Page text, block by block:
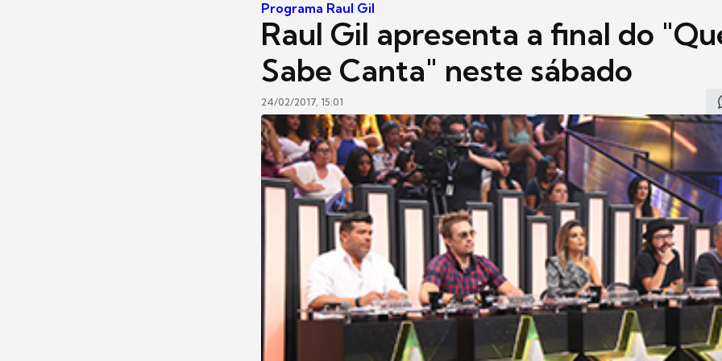
Programa Raul Gil
Raul Gil apresenta a final do
Sabe Canta" neste sábado
24/02/2017, 15:01